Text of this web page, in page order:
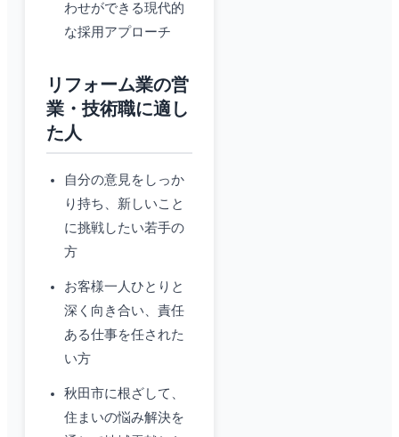
わせができる現代的
な採用アプローチ
リフォーム業の営
業・技術職に適し
た人
自分の意見をしっか
り持ち、新しいこと
に挑戦したい若手の
方
お客様一人ひとりと
深く向き合い、責任
ある仕事を任された
い方
秋田市に根ざして、
住まいの悩み解決を